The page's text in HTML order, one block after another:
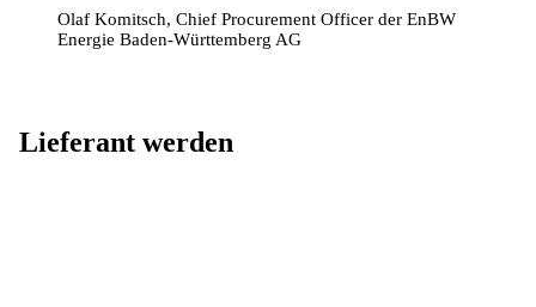
Olaf Komitsch, Chief Procurement Officer der EnBW
Energie Baden-Württemberg AG
Lieferant werden